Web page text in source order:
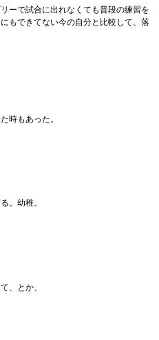
ーで試合に出れなくても普段の練習を
もできてない今の自分と比較して、落
時もあった。
。幼稚。
、とか、